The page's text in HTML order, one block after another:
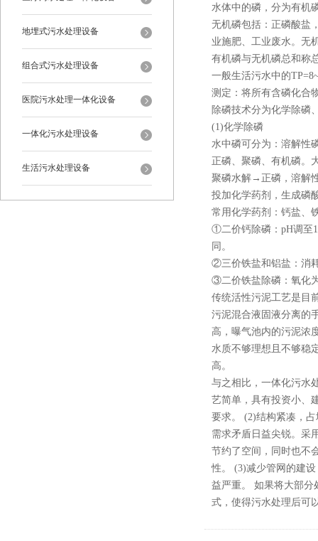
地埋式污水处理设备
组合式污水处理设备
医院污水处理一体化设备
一体化污水处理设备
生活污水处理设备
水体中的磷，分为有机
无机磷包括：正磷酸盐
业施肥、工业废水。无
有机磷与无机磷总和称
一般生活污水中的
测定：将所有含磷化合
除磷技术分为化学除磷
(1)化学除磷
水中磷可分为：溶解性
正磷、聚磷、有机磷。
聚磷水解→正磷，溶解
投加化学药剂，生成磷
常用化学药剂：钙盐、
①二价钙除磷：pH调至
同。
②三价铁盐和铝盐：消
③二价铁盐除磷：氧化
传统活性污泥工艺是目
污泥混合液固液分离的
高，曝气池内的污泥浓
水质不够理想且不够稳
高。
与之相比，一体化污水
艺简单，具有投资小、
要求。 (2)结构紧凑，
需求矛盾日益尖锐。采
节约了空间，同时也不
性。 (3)减少管网的建
益严重。 如果将大部分
式，使得污水处理后可